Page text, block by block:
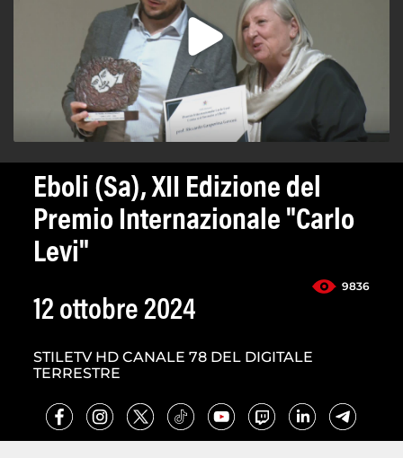
Eboli (Sa), XII Edizione del
Premio Internazionale "Carlo
Levi"
9836
12 ottobre 2024
STILETV HD CANALE 78 DEL DIGITALE
TERRESTRE